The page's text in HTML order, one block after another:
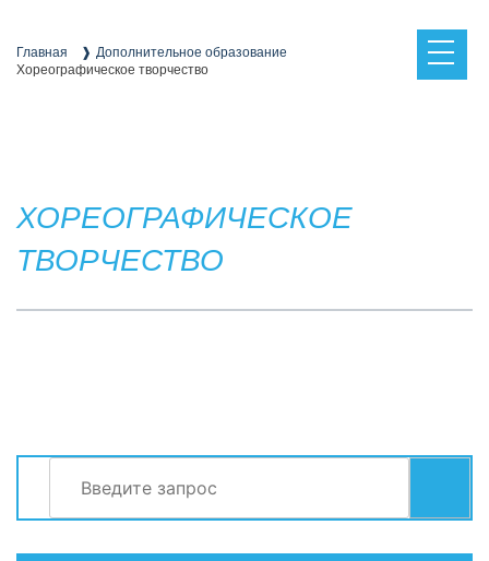
Главная
Дополнительное образование
Хореографическое творчество
ХОРЕОГРАФИЧЕСКОЕ
ТВОРЧЕСТВО
СЕРВИСЫ